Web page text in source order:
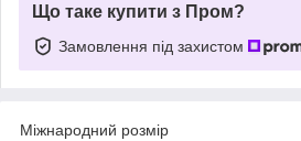
Що таке купити з Пром?
Замовлення під захистом
Міжнародний розмір